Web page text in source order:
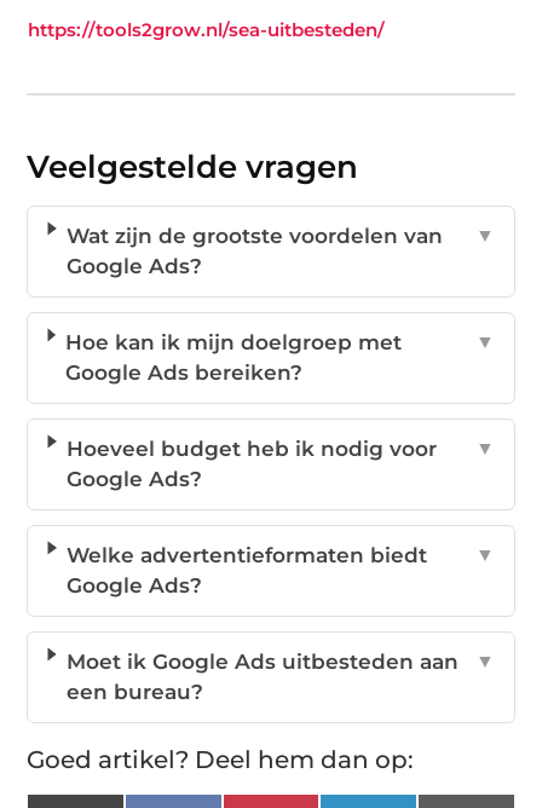
https://tools2grow.nl/sea-uitbesteden/
Veelgestelde vragen
Wat zijn de grootste voordelen van
Google Ads?
▼
Hoe kan ik mijn doelgroep met
Google Ads bereiken?
▼
Hoeveel budget heb ik nodig voor
Google Ads?
▼
Welke advertentieformaten biedt
Google Ads?
▼
Moet ik Google Ads uitbesteden aan
een bureau?
▼
Goed artikel? Deel hem dan op: